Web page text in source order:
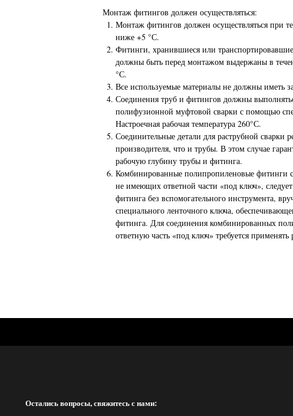
Монтаж фитингов должен осуществляться:
Монтаж фитингов должен осуществляться при
ниже +5 °С.
Фитинги, хранившиеся или
должны быть перед монтажом выдержаны в
°С.
Все используемые материалы не должны иметь
Соединения труб и фитингов должны
полифузионной муфтовой сварки с помощью
Настроечная рабочая температура 260°С.
Соединительные детали для раструбной сварки
производителя, что и трубы. В этом случае
рабочую глубину трубы и фитинга.
Комбинированные полипропиленовые фитинги
не имеющих ответной части «под ключ»,
фитинга без вспомогательного инструмента,
специального ленточного ключа,
фитинга. Для соединения комбинированных
ответную часть «под ключ» требуется
Остались вопросы, свяжитесь с нами: